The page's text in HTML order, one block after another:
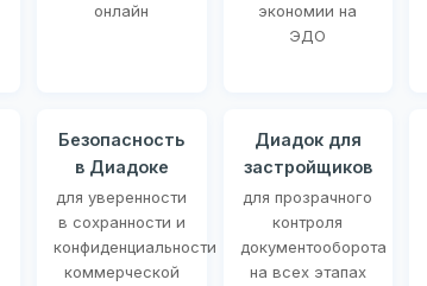
онлайн
экономии на
ЭДО
Безопасность
в Диадоке
для уверенности
в сохранности и
конфиденциальности
коммерческой
Диадок для
застройщиков
для прозрачного
контроля
документооборота
на всех этапах